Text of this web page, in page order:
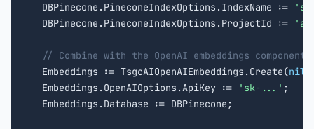
  DBPinecone.PineconeIndexOptions.IndexName :=
  DBPinecone.PineconeIndexOptions.ProjectId :=
// Combine with the OpenAI embeddings
  Embeddings := TsgcAIOpenAIEmbeddings.Create(
nil
  Embeddings.OpenAIOptions.ApiKey :=
'sk-...' ;
  Embeddings.Database := DBPinecone;